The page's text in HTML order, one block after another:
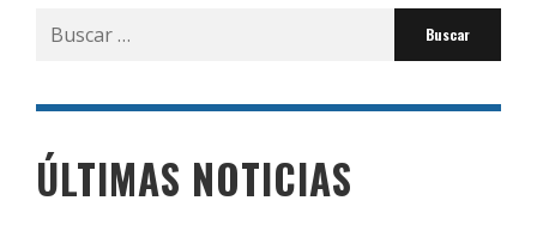
Buscar
por:
ÚLTIMAS NOTICIAS